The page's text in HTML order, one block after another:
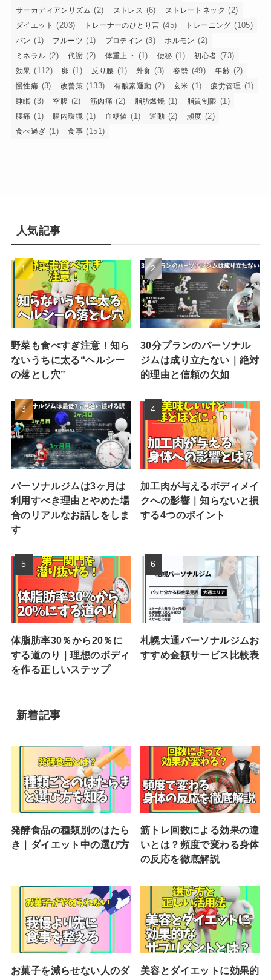
サーカディアンリズム (2) ストレス (6) ストレートネック (2)
ダイエット (203) トレーナーのひとり言 (45) トレーニング (105)
パン (1) フルーツ (1) プロテイン (3) ホルモン (2)
ミネラル (2) 代謝 (2) 体重上下 (1) 便秘 (1) 初心者 (73)
効果 (112) 卵 (1) 反り腰 (1) 外食 (3) 姿勢 (49) 年齢 (2)
慢性痛 (3) 改善策 (133) 有酸素運動 (2) 玄米 (1) 疲労管理 (1)
睡眠 (3) 空腹 (2) 筋肉痛 (2) 脂肪燃焼 (1) 脂質制限 (1)
腰痛 (1) 腸内環境 (1) 血糖値 (1) 運動 (2) 頻度 (2)
食べ過ぎ (1) 食事 (151)
人気記事
野菜も食べすぎ注意！知ら
ないうちに太る“ヘルシー
の落とし穴”
30分プランのパーソナル
ジムは成り立たない｜絶対
的理由と信頼の欠如
パーソナルジムは3ヶ月は
利用すべき理由とやめた場
合のリアルなお話しをしま
す
加工肉が与えるボディメイ
クへの影響｜知らないと損
する4つのポイント
体脂肪率30％から20％に
する道のり｜理想のボディ
を作る正しいステップ
札幌大通パーソナルジムお
すすめ金額サービス比較表
新着記事
発酵食品の種類別のはたら
き｜ダイエット中の選び方
筋トレ回数による効果の違
いとは？頻度で変わる身体
の反応を徹底解説
お菓子を減らせない人のダ
美容とダイエットに効果的